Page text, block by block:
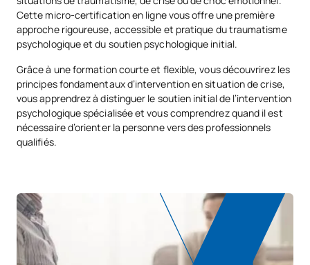
Cette micro-certification en ligne vous offre une première
approche rigoureuse, accessible et pratique du traumatisme
psychologique et du soutien psychologique initial.
Grâce à une formation courte et flexible, vous découvrirez les
principes fondamentaux d’intervention en situation de crise,
vous apprendrez à distinguer le soutien initial de l’intervention
psychologique spécialisée et vous comprendrez quand il est
nécessaire d’orienter la personne vers des professionnels
qualifiés.